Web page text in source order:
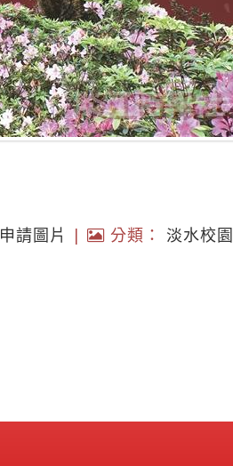
申請圖片 | 分類： 淡水校園